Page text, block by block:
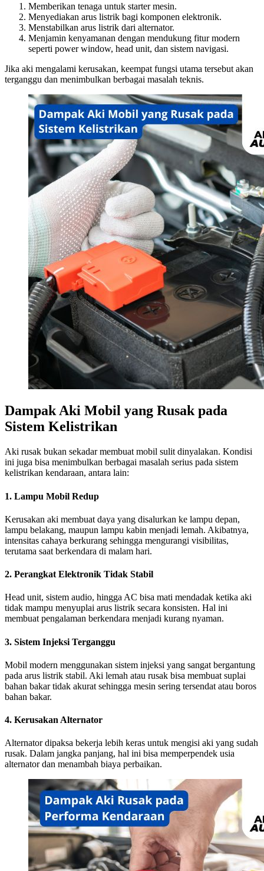
Memberikan tenaga untuk starter mesin.
Menyediakan arus listrik bagi komponen elektronik.
Menstabilkan arus listrik dari alternator.
Menjamin kenyamanan dengan mendukung fitur modern
seperti power window, head unit, dan sistem navigasi.
Jika aki mengalami kerusakan, keempat fungsi utama tersebut akan
terganggu dan menimbulkan berbagai masalah teknis.
Dampak Aki Mobil yang Rusak pada
Sistem Kelistrikan
Aki rusak bukan sekadar membuat mobil sulit dinyalakan. Kondisi
ini juga bisa menimbulkan berbagai masalah serius pada sistem
kelistrikan kendaraan, antara lain:
1. Lampu Mobil Redup
Kerusakan aki membuat daya yang disalurkan ke lampu depan,
lampu belakang, maupun lampu kabin menjadi lemah. Akibatnya,
intensitas cahaya berkurang sehingga mengurangi visibilitas,
terutama saat berkendara di malam hari.
2. Perangkat Elektronik Tidak Stabil
Head unit, sistem audio, hingga AC bisa mati mendadak ketika aki
tidak mampu menyuplai arus listrik secara konsisten. Hal ini
membuat pengalaman berkendara menjadi kurang nyaman.
3. Sistem Injeksi Terganggu
Mobil modern menggunakan sistem injeksi yang sangat bergantung
pada arus listrik stabil. Aki lemah atau rusak bisa membuat suplai
bahan bakar tidak akurat sehingga mesin sering tersendat atau boros
bahan bakar.
4. Kerusakan Alternator
Alternator dipaksa bekerja lebih keras untuk mengisi aki yang sudah
rusak. Dalam jangka panjang, hal ini bisa memperpendek usia
alternator dan menambah biaya perbaikan.